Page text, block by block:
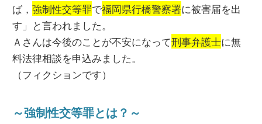
ば，強制性交等罪で福岡県行橋警察署に被害届を出
す」と言われました。
Ａさんは今後のことが不安になって刑事弁護士に無
料法律相談を申込みました。
（フィクションです）
～強制性交等罪とは？～